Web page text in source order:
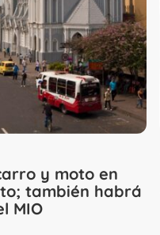
y moto en
también habrá
MIO